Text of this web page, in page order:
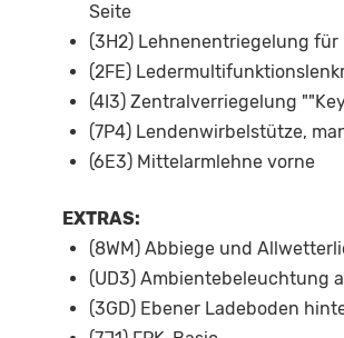
Seite
(3H2) Lehnenentriegelung
(2FE)
(4I3) Zentralverriegelung
(7P4) Lendenwirbelstütze,
(6E3) Mittelarmlehne vorne
EXTRAS:
(8WM) Abbiege und
(UD3) Ambientebeleuchtung
(3GD) Ebener Ladeboden